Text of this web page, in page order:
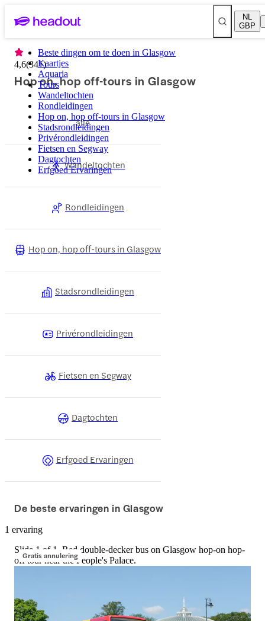
NL
GBP
Beste dingen om te doen in Glasgow
Kaartjes
Aquaria
Tours
Wandeltochten
Rondleidingen
Hop on, hop off-tours in Glasgow
Stadsrondleidingen
Privérondleidingen
Fietsen en Segway
Dagtochten
Erfgoed Ervaringen
4,6(341)
Hop on, hop off-tours in Glasgow
alle
Wandeltochten
Rondleidingen
Hop on, hop off-tours in Glasgow
Stadsrondleidingen
Privérondleidingen
Fietsen en Segway
Dagtochten
Erfgoed Ervaringen
De beste ervaringen in Glasgow
1 ervaring
Gratis annulering
Slide 1 of 1, Red double-decker bus on Glasgow hop-on hop-
off tour near the People's Palace.